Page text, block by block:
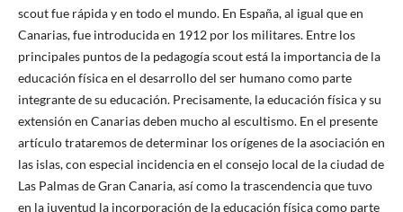
scout fue rápida y en todo el mundo. En España, al igual que en
Canarias, fue introducida en 1912 por los militares. Entre los
principales puntos de la pedagogía scout está la importancia de la
educación física en el desarrollo del ser humano como parte
integrante de su educación. Precisamente, la educación física y su
extensión en Canarias deben mucho al escultismo. En el presente
artículo trataremos de determinar los orígenes de la asociación en
las islas, con especial incidencia en el consejo local de la ciudad de
Las Palmas de Gran Canaria, así como la trascendencia que tuvo
en la juventud la incorporación de la educación física como parte